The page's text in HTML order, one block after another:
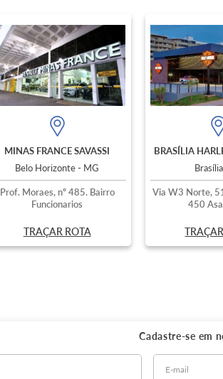
MINAS FRANCE SAVASSI
Belo Horizonte - MG
Prof. Moraes, nº 485. Bairro
Funcionarios
TRAÇAR ROTA
BRASÍLIA
Via W3 Norte,
450
Cadastre-se em